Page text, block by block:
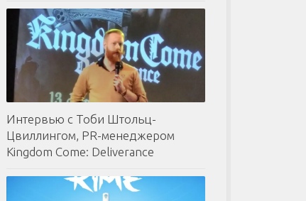
Интервью с Тоби Штольц-
Цвиллингом, PR-менеджером
Kingdom Come: Deliverance